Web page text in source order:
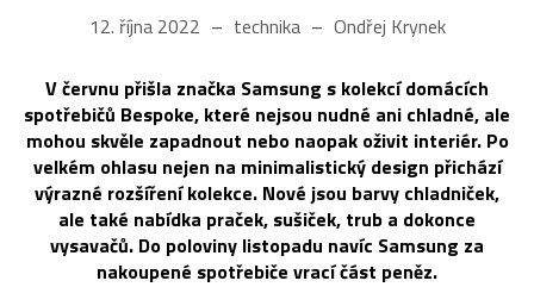
12. října 2022 technika Ondřej Krynek
V červnu přišla značka Samsung s kolekcí domácích
spotřebičů Bespoke, které nejsou nudné ani chladné, ale
mohou skvěle zapadnout nebo naopak oživit interiér. Po
velkém ohlasu nejen na minimalistický design přichází
výrazné rozšíření kolekce. Nové jsou barvy chladniček,
ale také nabídka praček, sušiček, trub a dokonce
vysavačů. Do poloviny listopadu navíc Samsung za
nakoupené spotřebiče vrací část peněz.